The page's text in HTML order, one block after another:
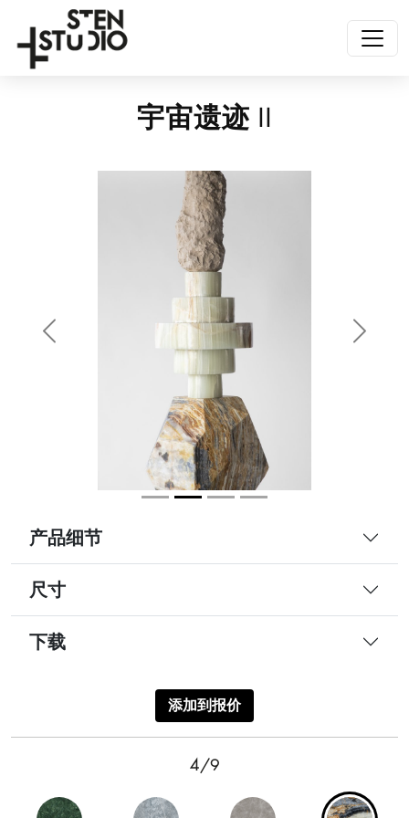
宇宙遗迹 II
Anterior
产品细节
尺寸
下载
添加到报价
4/9